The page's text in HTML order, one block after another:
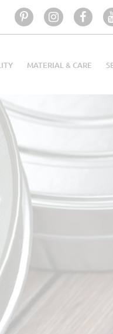
MATERIAL & CARE